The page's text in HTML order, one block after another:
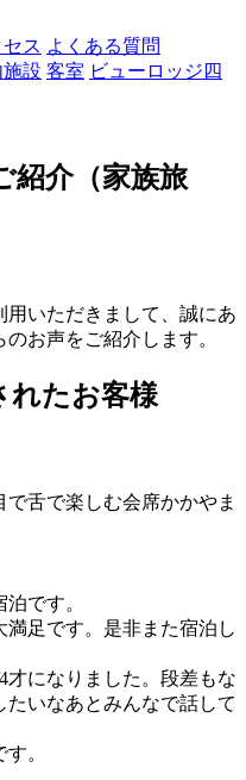
ス よくある質問
設 客室 ビューロッジ四
紹介（家族旅
いただきまして、誠にあ
お声をご紹介します。
れたお客様
舌で楽しむ会席かかやま
です。
足です。是非また宿泊し
才になりました。段差もな
たいなあとみんなで話して
。